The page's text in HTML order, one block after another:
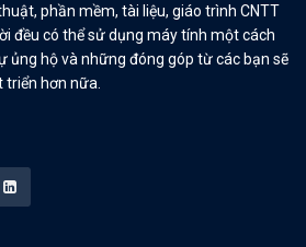
phần mềm, tài liệu, giáo trình CNTT
đều có thể sử dụng máy tính một cách
ủng hộ và những đóng góp từ các bạn sẽ
triển hơn nữa.